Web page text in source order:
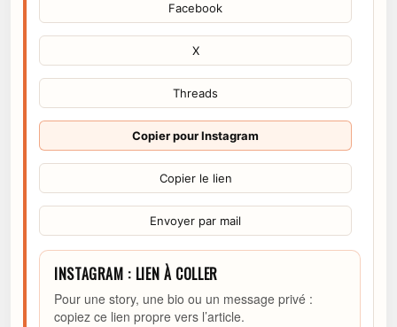
Facebook
X
Threads
Copier pour Instagram
Copier le lien
Envoyer par mail
INSTAGRAM : LIEN À COLLER
Pour une story, une bio ou un message privé :
copiez ce lien propre vers l’article.